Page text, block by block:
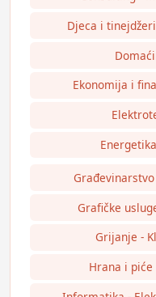
Djeca i
Ekonomija i
Grafičke
Grijanje -
Hrana i piće